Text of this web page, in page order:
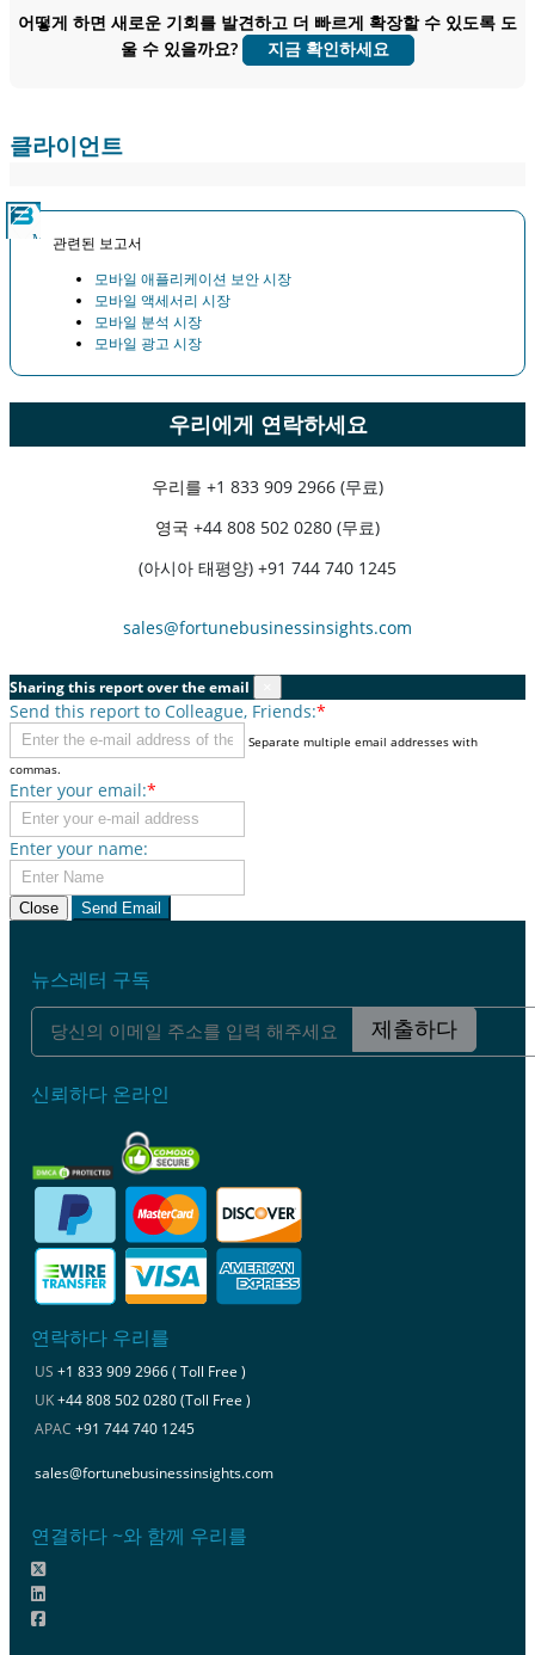
지금 맞춤 설정
어떻게 하면 새로운 기회를 발견하고 더 빠르게 확장할 수 있도록 도
울 수 있을까요?
지금 확인하세요
클라이언트
관련된 보고서
모바일 애플리케이션 보안 시장
모바일 액세서리 시장
모바일 분석 시장
모바일 광고 시장
우리에게 연락하세요
우리를 +1 833 909 2966 (무료)
영국 +44 808 502 0280 (무료)
(아시아 태평양) +91 744 740 1245
sales@fortunebusinessinsights.com
Sharing this report over the email
Send this report to Colleague, Friends:*
Separate multiple email addresses with
commas.
Enter your email:*
Enter your name:
Close Send Email
뉴스레터 구독
제출하다
신뢰하다 온라인
연락하다 우리를
US +1 833 909 2966 ( Toll Free )
UK+44 808 502 0280 (Toll Free )
APAC +91 744 740 1245
sales@fortunebusinessinsights.com
연결하다 ~와 함께 우리를